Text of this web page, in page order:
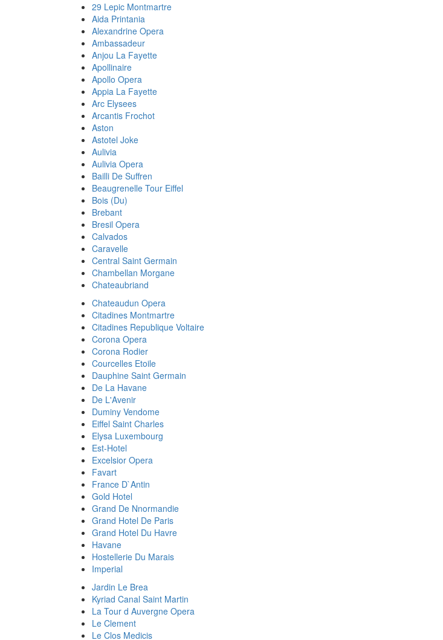
29 Lepic Montmartre
Aida Printania
Alexandrine Opera
Ambassadeur
Anjou La Fayette
Apollinaire
Apollo Opera
Appia La Fayette
Arc Elysees
Arcantis Frochot
Aston
Astotel Joke
Aulivia
Aulivia Opera
Bailli De Suffren
Beaugrenelle Tour Eiffel
Bois (Du)
Brebant
Bresil Opera
Calvados
Caravelle
Central Saint Germain
Chambellan Morgane
Chateaubriand
Chateaudun Opera
Citadines Montmartre
Citadines Republique Voltaire
Corona Opera
Corona Rodier
Courcelles Etoile
Dauphine Saint Germain
De La Havane
De L'Avenir
Duminy Vendome
Eiffel Saint Charles
Elysa Luxembourg
Est-Hotel
Excelsior Opera
Favart
France D`Antin
Gold Hotel
Grand De Nnormandie
Grand Hotel De Paris
Grand Hotel Du Havre
Havane
Hostellerie Du Marais
Imperial
Jardin Le Brea
Kyriad Canal Saint Martin
La Tour d Auvergne Opera
Le Clement
Le Clos Medicis